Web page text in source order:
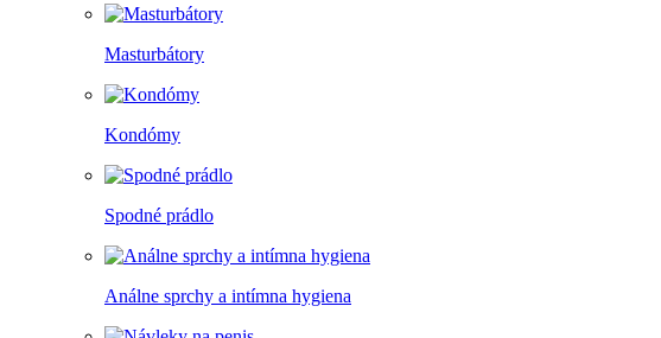
Masturbátory
Kondómy
Spodné prádlo
Análne sprchy a intímna hygiena